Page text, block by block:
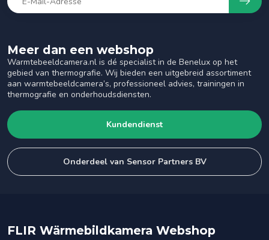
Meer dan een webshop
Warmtebeeldcamera.nl is dé specialist in de Benelux op het
gebied van thermografie. Wij bieden een uitgebreid assortiment
aan warmtebeeldcamera’s, professioneel advies, trainingen in
thermografie en onderhoudsdiensten.
Kundendienst
Onderdeel van Sensor Partners BV
FLIR Wärmebildkamera Webshop